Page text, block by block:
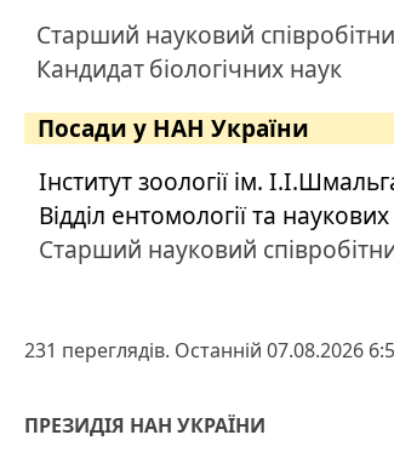
Старший науковий
Кандидатбіологічних наук
Посади у НАН України
Інститут зоології ім.
Відділ ентомології та
Старший науковий
231 переглядів. Останній 07.08.2026
ПРЕЗИДІЯ НАН УКРАЇНИ